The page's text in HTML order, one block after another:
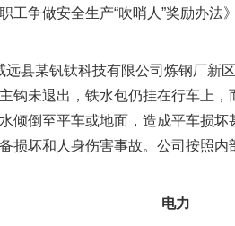
工争做安全生产“吹哨人”奖励办
某钒钛科技有限公司炼钢厂新
钩未退出，铁水包仍挂在行车上
倾倒至平车或地面，造成平车损
损坏和人身伤害事故。公司按照
电力